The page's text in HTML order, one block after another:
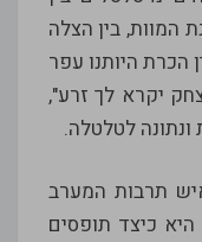
המוות, בין הצלה
הכרת היותנו עפר
יקרא לך זרע",
ונתונה לטלטלה.
תרבות המערב
כיצד תופסים